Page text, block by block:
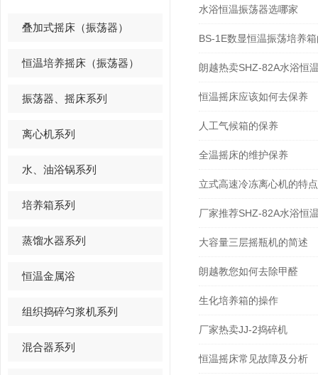
叠加式摇床（振荡器）
恒温培养摇床（振荡器）
振荡器、摇床系列
离心机系列
水、油浴锅系列
培养箱系列
蒸馏水器系列
恒温金属浴
组织捣碎匀浆机系列
混合器系列
水浴恒温振荡器选哪家
BS-1E数显恒温振荡培养
朗越热卖SHZ-82A水浴恒
恒温摇床应该如何去保养
人工气候箱的保养
全温摇床的维护保养
立式高速冷冻离心机的特点
厂家推荐SHZ-82A水浴恒
大容量三层摇瓶机的简述
朗越教您如何去除甲醛
生化培养箱的操作
厂家热卖JJ-2捣碎机
恒温摇床常见故障及分析